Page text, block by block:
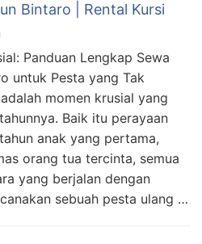
Bintaro | Rental Kursi
Panduan Lengkap Sewa
untuk Pesta yang Tak
momen krusial yang
Baik itu perayaan
anak yang pertama,
orang tua tercinta, semua
yang berjalan dengan
sebuah pesta ulang …